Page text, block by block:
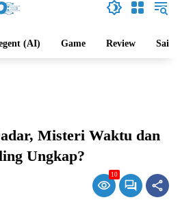
(AI) Game Review Sains
Misteri Waktu dan
Ungkap?
10